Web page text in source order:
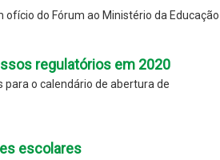
do Fórum ao Ministério da Educação
regulatórios em 2020
o calendário de abertura de
escolares